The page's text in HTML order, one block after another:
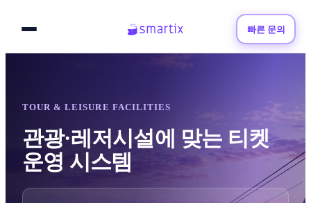
빠른 문의
TOUR & LEISURE FACILITIES
관광·레저시설에 맞는 티켓
운영 시스템